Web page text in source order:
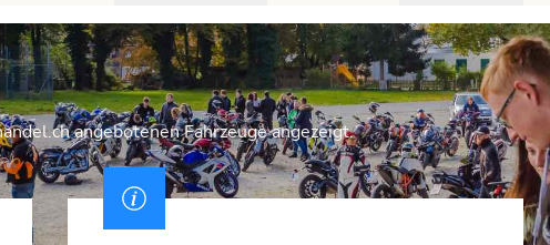
angebotenen Fahrzeuge angezeigt.